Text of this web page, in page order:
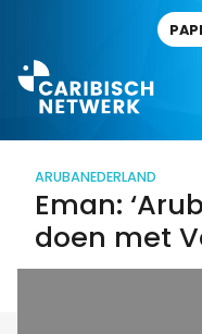
ARUBANEDERLAND
Eman:
doen met